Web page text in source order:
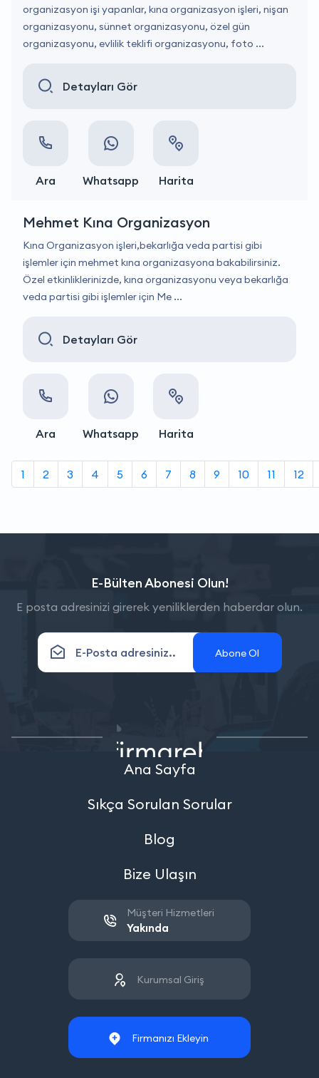
organizasyon işi yapanlar, kına organizasyon işleri, nişan
organizasyonu, sünnet organizasyonu, özel gün
organizasyonu, evlilik teklifi organizasyonu, foto ...
Detayları Gör
Ara Whatsapp Harita
Mehmet Kına Organizasyon
Kına Organizasyon işleri,bekarlığa veda partisi gibi
işlemler için mehmet kına organizasyona bakabilirsiniz.
Özel etkinliklerinizde, kına organizasyonu veya bekarlığa
veda partisi gibi işlemler için Me ...
Detayları Gör
Ara Whatsapp Harita
1 2 3 4 5 6 7 8 9 10 11 12
E-Bülten Abonesi Olun!
E posta adresinizi girerek yeniliklerden haberdar olun.
Abone Ol
Ana Sayfa
Sıkça Sorulan Sorular
Blog
Bize Ulaşın
Müşteri Hizmetleri
Yakında
Kurumsal Giriş
Firmanızı Ekleyin